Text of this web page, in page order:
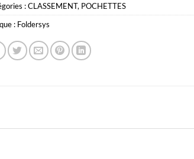
:CLASSEMENT, POCHETTES
: Foldersys